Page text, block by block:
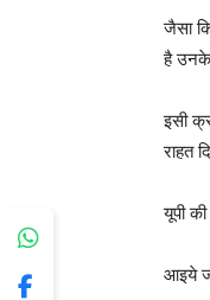
जैसा
है उनके
इसी
राहत
यूपी
आइये